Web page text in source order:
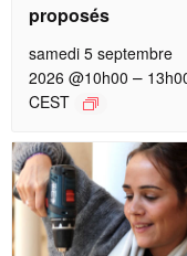
proposés
samedi 5 septembre
2026 @10h00 –
CEST